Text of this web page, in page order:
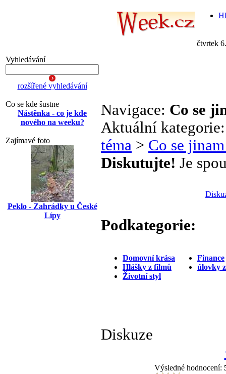
čtvrtek
Vyhledávání
rozšířené vyhledávání
Co se kde šustne
Nástěnka - co je kde
nového na weeku?
Zajímavé foto
Peklo - Zahrádky u České
Lípy
Navigace: Co se
Aktuální
téma > Co se
Diskutujte! Je
Podkategorie:
Domovní krása
Hlášky z filmů
Životní styl
Finance
úlovky
Diskuze
Výsledné hodnocení: